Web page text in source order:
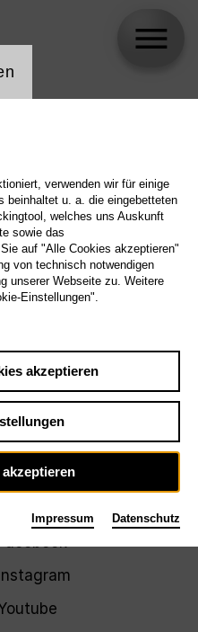
Instagram
verwenden wir für einige
beinhaltet u. a. die eingebetteten
welches uns Auskunft
sowie das
auf "Alle Cookies akzeptieren"
von technisch notwendigen
unserer Webseite zu. Weitere
Einstellungen".
akzeptieren
Impressum Datenschutz